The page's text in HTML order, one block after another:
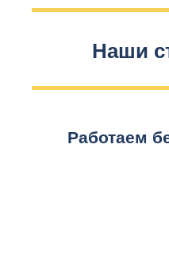
Наши
Работаем